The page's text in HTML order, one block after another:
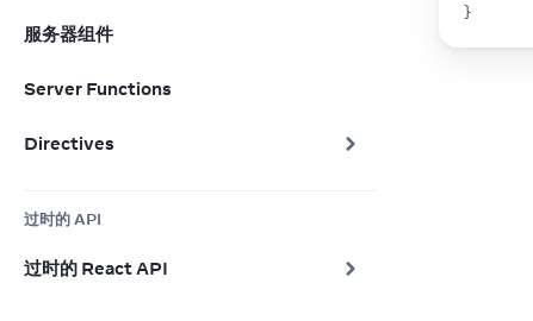
服务器组件
Server Functions
Directives
过时的 API
过时的 React API
}